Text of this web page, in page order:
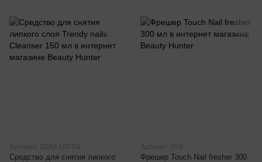
Артикул: 20AV-100TN
Средство для снятия липкого
Артикул: 559
Фрешер Touch Nail fresher 300